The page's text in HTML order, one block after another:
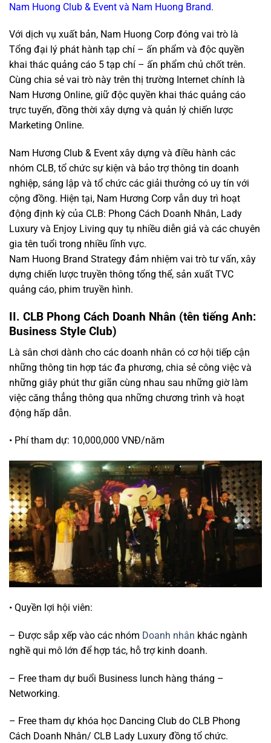
Nam Huong Club & Event và Nam Huong Brand.
Với dịch vụ xuất bản, Nam Huong Corp đóng vai trò là
Tổng đại lý phát hành tạp chí – ấn phẩm và độc quyền
khai thác quảng cáo 5 tạp chí – ấn phẩm chủ chốt trên.
Cùng chia sẻ vai trò này trên thị trường Internet chính là
Nam Hương Online, giữ độc quyền khai thác quảng cáo
trực tuyến, đồng thời xây dựng và quản lý chiến lược
Marketing Online.
Nam Hương Club & Event xây dựng và điều hành các
nhóm CLB, tổ chức sự kiện và bảo trợ thông tin doanh
nghiệp, sáng lập và tổ chức các giải thưởng có uy tín với
cộng đồng. Hiện tại, Nam Hương Corp vẫn duy trì hoạt
động định kỳ của CLB: Phong Cách Doanh Nhân, Lady
Luxury và Enjoy Living quy tụ nhiều diễn giả và các chuyên
gia tên tuổi trong nhiều lĩnh vực.
Nam Huong Brand Strategy đảm nhiệm vai trò tư vấn, xây
dựng chiến lược truyền thông tổng thể, sản xuất TVC
quảng cáo, phim truyền hình.
II. CLB Phong Cách Doanh Nhân (tên tiếng Anh:
Business Style Club)
Là sân chơi dành cho các doanh nhân có cơ hội tiếp cận
những thông tin hợp tác đa phương, chia sẻ công việc và
những giây phút thư giãn cùng nhau sau những giờ làm
việc căng thẳng thông qua những chương trình và hoạt
động hấp dẫn.
• Phí tham dự: 10,000,000 VNĐ/năm
• Quyền lợi hội viên:
– Được sắp xếp vào các nhóm Doanh nhân khác ngành
nghề qui mô lớn để hợp tác, hỗ trợ kinh doanh.
– Free tham dự buổi Business lunch hàng tháng –
Networking.
– Free tham dự khóa học Dancing Club do CLB Phong
Cách Doanh Nhân/ CLB Lady Luxury đồng tổ chức.